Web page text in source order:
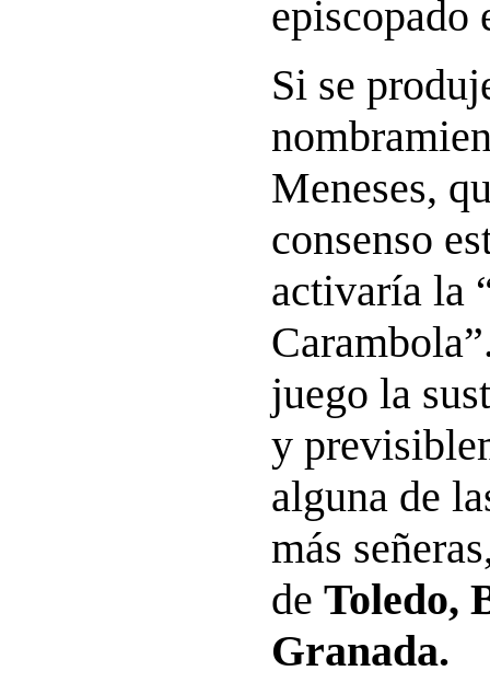
episcopado
Si se
Meneses,
consenso
activaría la
juego la
y
alguna de
más
de Toledo,
Granada.